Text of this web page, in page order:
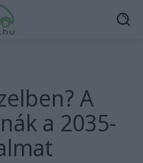
A
a 2035-